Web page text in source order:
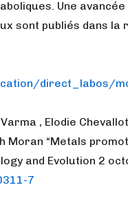
Une
sont publiés dans la
direct_labos/
, Elodie
Moran “Metals
and Evolution 2
7